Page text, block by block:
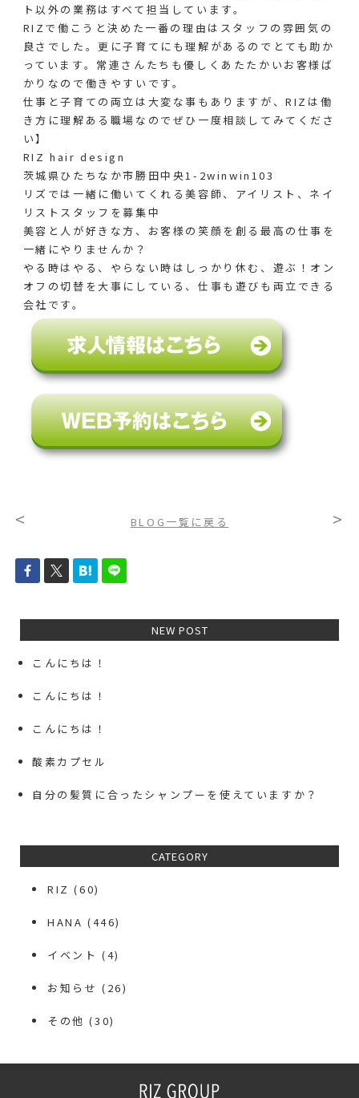
ト以外の業務はすべて担当しています。
RIZで働こうと決めた一番の理由はスタッフの雰囲気の
良さでした。更に子育てにも理解があるのでとても助か
っています。常連さんたちも優しくあたたかいお客様ば
かりなので働きやすいです。
仕事と子育ての両立は大変な事もありますが、RIZは働
き方に理解ある職場なのでぜひ一度相談してみてくださ
い️】
RIZ hair design
茨城県ひたちなか市勝田中央1-2winwin103
リズでは一緒に働いてくれる美容師、アイリスト、ネイ
リストスタッフを募集中
美容と人が好きな方、お客様の笑顔を創る最高の仕事を
一緒にやりませんか？
やる時はやる、やらない時はしっかり休む、遊ぶ！オン
オフの切替を大事にしている、仕事も遊びも両立できる
会社です。
< BLOG一覧に戻る >
NEW POST
こんにちは！
こんにちは！
こんにちは！
酸素カプセル
自分の髪質に合ったシャンプーを使えていますか？
CATEGORY
RIZ (60)
HANA (446)
イベント (4)
お知らせ (26)
その他 (30)